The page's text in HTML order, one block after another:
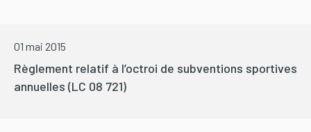
Règlement relatif à l’octroi de subventions sportives
annuelles (LC 08 721)
01 mai 2015